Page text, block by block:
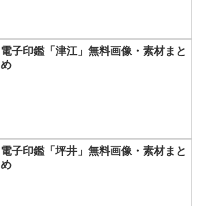
電子印鑑「津江」無料画像・素材まと
め
電子印鑑「坪井」無料画像・素材まと
め